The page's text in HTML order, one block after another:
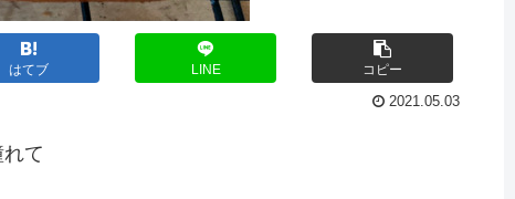
はてブ LINE コピー
2021.05.03
て